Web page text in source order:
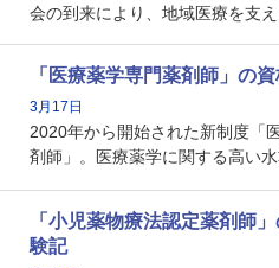
会の到来により、地域医療を支え
で、重要度が増しているのが認
資格です。認定薬剤師とはいっ
なのでしょうか。それを取得する
メリットがあるのでしょうか。
「医療薬学専門薬剤師」の
3月17日
2020年から開始された新制度「
剤師」。医療薬学に関する高い水
となります。取得要件は多岐に
数回ありますが、患者さんに対し
「小児薬物療法認定薬剤師
験記